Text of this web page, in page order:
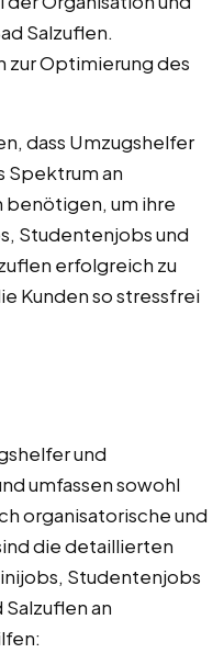
Salzuflen.
zur Optimierung des
dass Umzugshelfer
Spektrum an
benötigen, um ihre
Studentenjobs und
erfolgreich zu
Kunden so stressfrei
und
umfassen sowohl
organisatorische und
die detaillierten
Studentenjobs
an